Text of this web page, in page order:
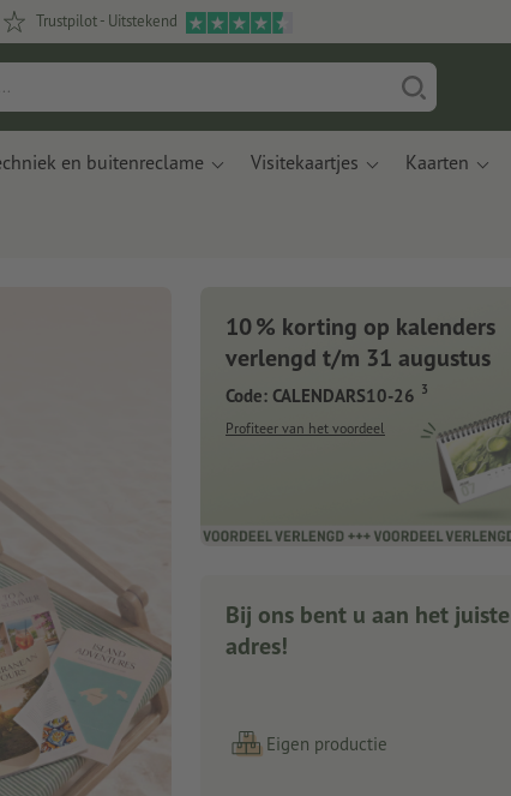
Trustpilot - Uitstekend
en buitenreclame Visitekaartjes Kaarten
10 % korting op kalenders
verlengd t/m 31 augustus
Code: CALENDARS10-26 3
Profiteer van het voordeel
Bij ons bent u aan het juiste
adres!
Eigen productie